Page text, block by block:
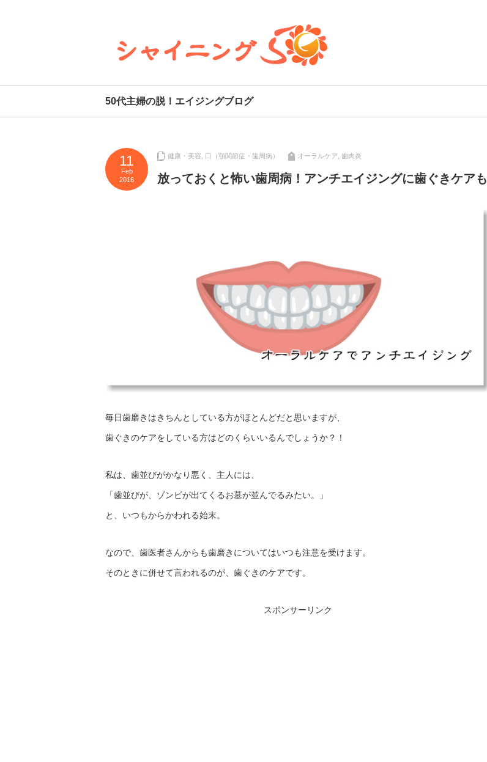
50代主婦の脱！エイジングブログ
11
Feb
2016
健康・美容 口（顎関節症・歯周病） オーラルケア 歯肉炎
放っておくと怖い歯周病！アンチエイジングに歯ぐきケアも
毎日歯磨きはきちんとしている方がほとんどだと思いますが、
歯ぐきのケアをしている方はどのくらいいるんでしょうか？！
私は、歯並びがかなり悪く、主人には、
「歯並びが、ゾンビが出てくるお墓が並んでるみたい。」
と、いつもからかわれる始末。
なので、歯医者さんからも歯磨きについてはいつも注意を受けます。
そのときに併せて言われるのが、歯ぐきのケアです。
スポンサーリンク